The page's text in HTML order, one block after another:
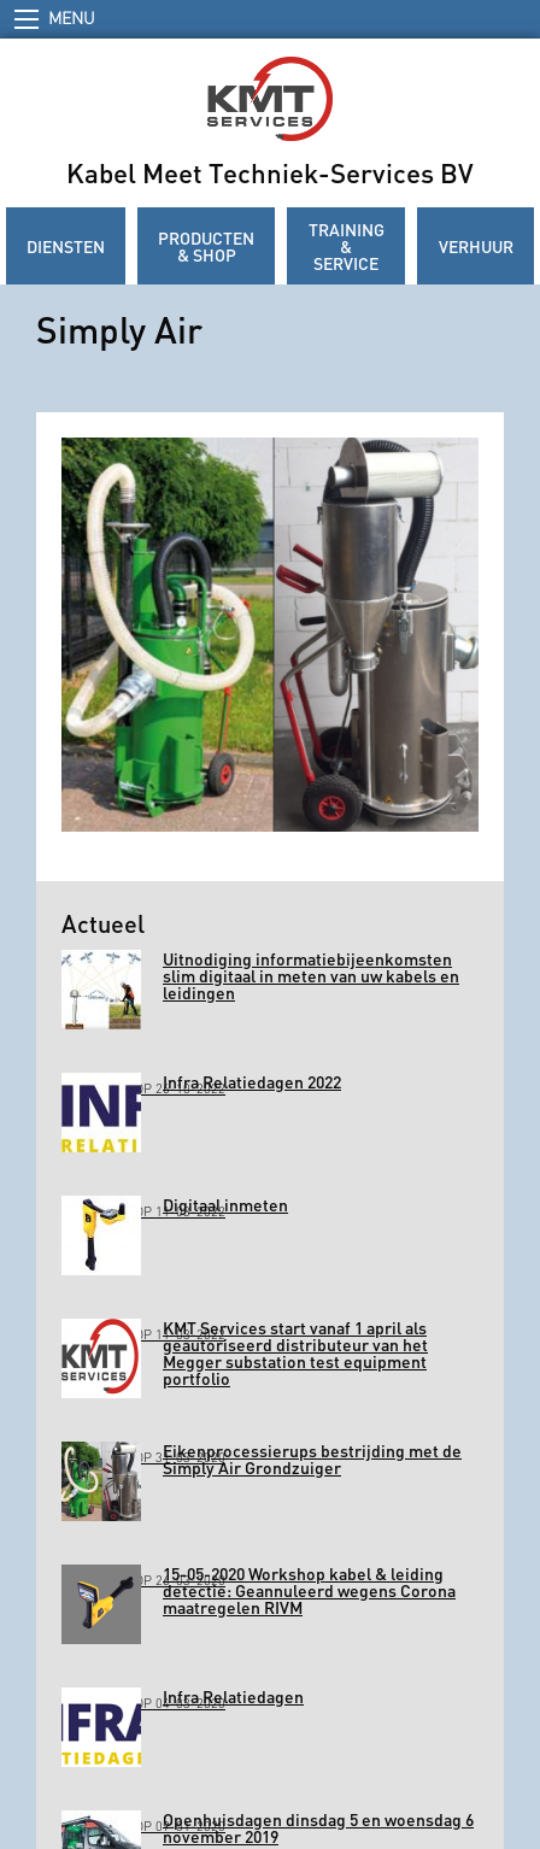
MENU
Kabel Meet Techniek-Services BV
DIENSTEN PRODUCTEN
& SHOP
TRAINING
&
SERVICE
VERHUUR
Simply Air
Actueel
Uitnodiging informatiebijeenkomsten
slim digitaal in meten van uw kabels en
leidingen
GEPLAATST OP 26-10-2022Infra Relatiedagen 2022
GEPLAATST OP 11-03-2022Digitaal inmeten
GEPLAATST OP 11-03-2022KMT Services start vanaf 1 april als
geautoriseerd distributeur van het
Megger substation test equipment
portfolio
GEPLAATST OP 31-03-2020Eikenprocessierups bestrijding met de
Simply Air Grondzuiger
GEPLAATST OP 26-03-202015-05-2020 Workshop kabel & leiding
detectie: Geannuleerd wegens Corona
maatregelen RIVM
GEPLAATST OP 04-03-2020Infra Relatiedagen
GEPLAATST OP 09-01-2020Openhuisdagen dinsdag 5 en woensdag 6
november 2019